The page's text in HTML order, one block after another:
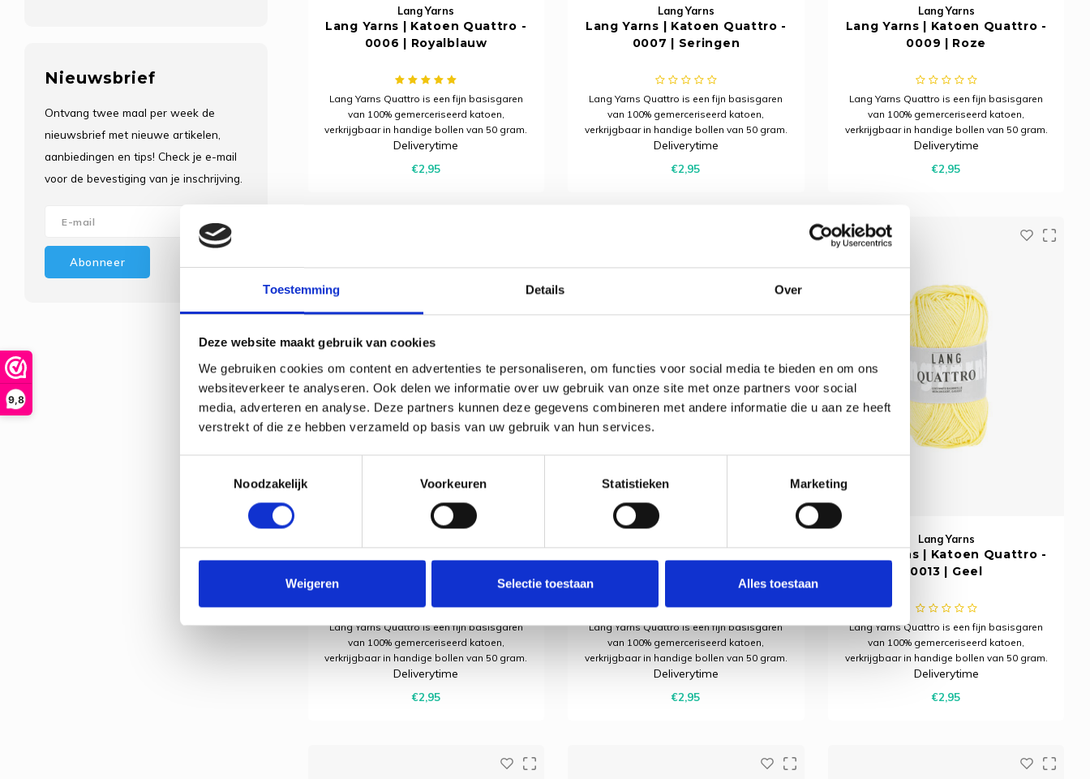
Toestemming Details Over
Deze website maakt gebruik van cookies
We gebruiken cookies om content en advertenties te personaliseren, om functies voor social media te bieden en om ons
websiteverkeer te analyseren. Ook delen we informatie over uw gebruik van onze site met onze partners voor social
media, adverteren en analyse. Deze partners kunnen deze gegevens combineren met andere informatie die u aan ze heeft
verstrekt of die ze hebben verzameld op basis van uw gebruik van hun services.
Noodzakelijk
Voorkeuren Statistieken Marketing
Weigeren Selectie toestaan Alles toestaan
9,8
Nieuwsbrief
Ontvang twee maal per week de
nieuwsbrief met nieuwe artikelen,
aanbiedingen en tips! Check je e-mail
voor de bevestiging van je inschrijving.
Abonneer
Lang Yarns
Lang Yarns | Katoen Quattro -
0006 | Royalblauw
Lang Yarns Quattro is een fijn basisgaren
van 100% gemerceriseerd katoen,
verkrijgbaar in handige bollen van 50 gram.
Ideaal voor allerlei brei- en haakprojecten
resultaat.
Deliverytime
€2,95
Lang Yarns
Lang Yarns | Katoen Quattro -
0007 | Seringen
Lang Yarns Quattro is een fijn basisgaren
van 100% gemerceriseerd katoen,
verkrijgbaar in handige bollen van 50 gram.
Ideaal voor allerlei brei- en haakprojecten
resultaat.
Deliverytime
€2,95
Lang Yarns
Lang Yarns | Katoen Quattro -
0009 | Roze
Lang Yarns Quattro is een fijn basisgaren
van 100% gemerceriseerd katoen,
verkrijgbaar in handige bollen van 50 gram.
Ideaal voor allerlei brei- en haakprojecten
resultaat.
Deliverytime
€2,95
Lang Yarns Quattro is een fijn basisgaren
van 100% gemerceriseerd katoen,
verkrijgbaar in handige bollen van 50 gram.
Ideaal voor allerlei brei- en haakprojecten
resultaat.
Deliverytime
€2,95
Lang Yarns Quattro is een fijn basisgaren
van 100% gemerceriseerd katoen,
verkrijgbaar in handige bollen van 50 gram.
Ideaal voor allerlei brei- en haakprojecten
resultaat.
Deliverytime
€2,95
Lang Yarns
Lang Yarns | Katoen Quattro -
0013 | Geel
Lang Yarns Quattro is een fijn basisgaren
van 100% gemerceriseerd katoen,
verkrijgbaar in handige bollen van 50 gram.
Ideaal voor allerlei brei- en haakprojecten
resultaat.
Deliverytime
€2,95